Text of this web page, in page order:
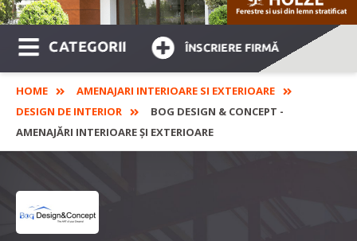
CATEGORII ÎNSCRIERE FIRMĂ
HOME
AMENAJARI INTERIOARE SI EXTERIOARE
DESIGN DE INTERIOR
BOG DESIGN & CONCEPT -
AMENAJĂRI INTERIOARE ȘI EXTERIOARE